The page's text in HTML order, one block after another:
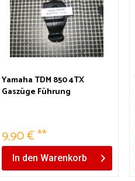
Yamaha TDM 850 4TX
Gaszüge Führung
9,90 € **
In den Warenkorb